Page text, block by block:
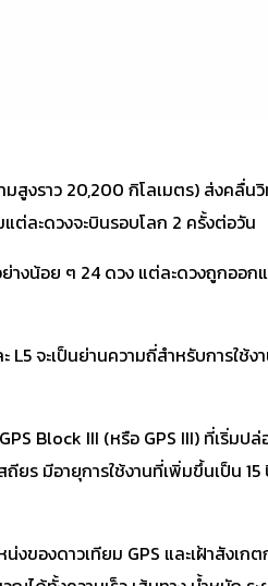
สูงราว 20,200 กิโลเมตร) ส่งคลื่
ละดวงจะบินรอบโลก 2 ครั้งต่อวัน
น้อย ๆ 24 ดวง แต่ละดวงถูกออก
จะเป็นย่านความถี่สำหรับการใช้
Block III (หรือ GPS III) ที่เริ่ม
ร มีอายุการใช้งานที่เพิ่มขึ้นเป็น
องดาวเทียม GPS และเฝ้าสังเ